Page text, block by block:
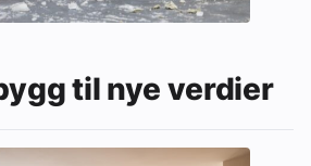
til nye verdier